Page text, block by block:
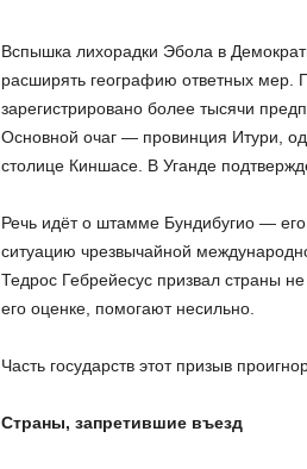
Вспышка лихорадки Эбола в
расширять географию ответных мер.
зарегистрировано более тысячи
Основной очаг — провинция Итури,
столице Киншасе. В Уганде
Речь идёт о штамме Бундибугио —
ситуацию чрезвычайной
Тедрос Гебрейесус призвал страны
его оценке, помогают несильно.
Часть государств этот призыв
Страны, запретившие въезд